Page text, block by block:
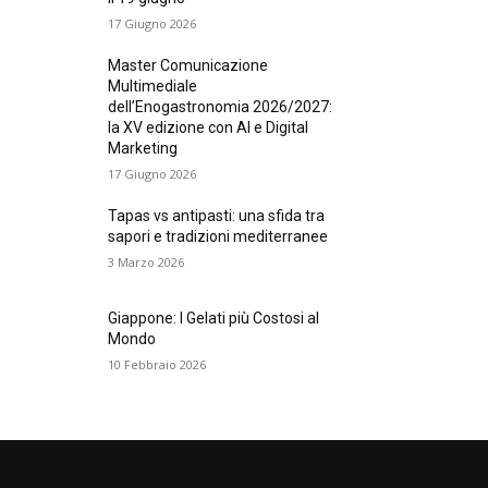
17 Giugno 2026
Master Comunicazione
Multimediale
dell’Enogastronomia 2026/2027:
la XV edizione con AI e Digital
Marketing
17 Giugno 2026
Tapas vs antipasti: una sfida tra
sapori e tradizioni mediterranee
3 Marzo 2026
Giappone: I Gelati più Costosi al
Mondo
10 Febbraio 2026